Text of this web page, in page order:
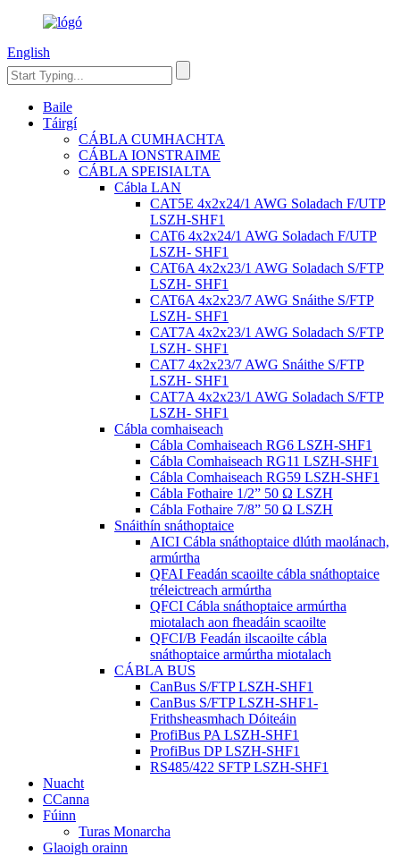
English
Baile
Táirgí
CÁBLA CUMHACHTA
CÁBLA IONSTRAIME
CÁBLA SPEISIALTA
Cábla LAN
CAT5E 4x2x24/1 AWG Soladach F/UTP
LSZH-SHF1
CAT6 4x2x24/1 AWG Soladach F/UTP
LSZH- SHF1
CAT6A 4x2x23/1 AWG Soladach S/FTP
LSZH- SHF1
CAT6A 4x2x23/7 AWG Snáithe S/FTP
LSZH- SHF1
CAT7A 4x2x23/1 AWG Soladach S/FTP
LSZH- SHF1
CAT7 4x2x23/7 AWG Snáithe S/FTP
LSZH- SHF1
CAT7A 4x2x23/1 AWG Soladach S/FTP
LSZH- SHF1
Cábla comhaiseach
Cábla Comhaiseach RG6 LSZH-SHF1
Cábla Comhaiseach RG11 LSZH-SHF1
Cábla Comhaiseach RG59 LSZH-SHF1
Cábla Fothaire 1/2” 50 Ω LSZH
Cábla Fothaire 7/8” 50 Ω LSZH
Snáithín snáthoptaice
AICI Cábla snáthoptaice dlúth maolánach,
armúrtha
QFAI Feadán scaoilte cábla snáthoptaice
tréleictreach armúrtha
QFCI Cábla snáthoptaice armúrtha
miotalach aon fheadáin scaoilte
QFCI/B Feadán ilscaoilte cábla
snáthoptaice armúrtha miotalach
CÁBLA BUS
CanBus S/FTP LSZH-SHF1
CanBus S/FTP LSZH-SHF1-
Frithsheasmhach Dóiteáin
ProfiBus PA LSZH-SHF1
ProfiBus DP LSZH-SHF1
RS485/422 SFTP LSZH-SHF1
Nuacht
CCanna
Fúinn
Turas Monarcha
Glaoigh orainn